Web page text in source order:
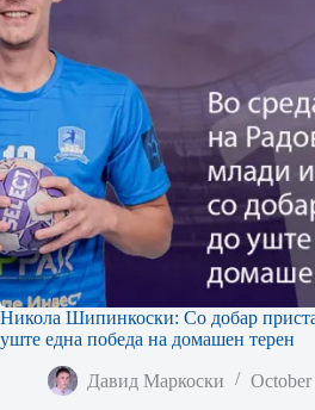
Никола Шипинкоски: Со добар
уште една победа на домашен терен
Давид Маркоски